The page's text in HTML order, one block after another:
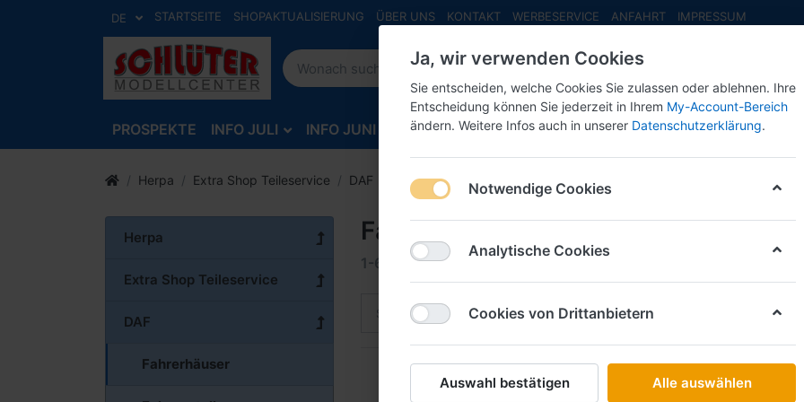
DE STARTSEITE SHOPAKTUALISIERUNG ÜBER UNS KONTAKT WERBESERVICE ANFAHRT IMPRESSUM
PROSPEKTE INFO JULI INFO JUNI INFO MAI NEU EINGETROFFEN NEUHEITEN
Herpa Extra Shop Teileservice DAF Fahrerhäuser
Herpa
Extra Shop Teileservice
DAF
Fahrerhäuser
Fahrerhäuser
1-6 von6
Sortiere nach Name: A bis Z
HERPA
Ja, wir verwenden Cookies
Sie entscheiden, welche Cookies Sie zulassen oder ablehnen. Ihre
Entscheidung können Sie jederzeit in Ihrem My-Account-Bereich
ändern. Weitere Infos auch in unserer Datenschutzerklärung.
Notwendige Cookies
Analytische Cookies
Cookies von Drittanbietern
Auswahl bestätigen Alle auswählen